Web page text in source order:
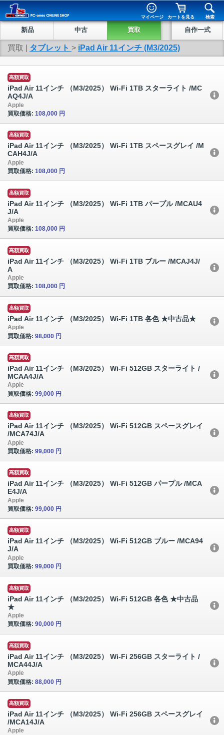
マイページ カートを見る 検索
新品 中古 買取 自作一式
買取 | タブレット > iPad Air 11インチ (M3/2025)
高額買取
iPad Air 11インチ （M3/2025） Wi-Fi 1TB スターライト /MC
AQ4J/A
Apple
買取価格: 108,000 円
高額買取
iPad Air 11インチ （M3/2025） Wi-Fi 1TB スペースグレイ /M
CAH4J/A
Apple
買取価格: 108,000 円
高額買取
iPad Air 11インチ （M3/2025） Wi-Fi 1TB パープル /MCAU4
J/A
Apple
買取価格: 108,000 円
高額買取
iPad Air 11インチ （M3/2025） Wi-Fi 1TB ブルー /MCAJ4J/
A
Apple
買取価格: 108,000 円
高額買取
iPad Air 11インチ （M3/2025） Wi-Fi 1TB 各色 ★中古品★
Apple
買取価格: 98,000 円
高額買取
iPad Air 11インチ （M3/2025） Wi-Fi 512GB スターライト /
MCAA4J/A
Apple
買取価格: 99,000 円
高額買取
iPad Air 11インチ （M3/2025） Wi-Fi 512GB スペースグレイ
/MCA74J/A
Apple
買取価格: 99,000 円
高額買取
iPad Air 11インチ （M3/2025） Wi-Fi 512GB パープル /MCA
E4J/A
Apple
買取価格: 99,000 円
高額買取
iPad Air 11インチ （M3/2025） Wi-Fi 512GB ブルー /MCA94
J/A
Apple
買取価格: 99,000 円
高額買取
iPad Air 11インチ （M3/2025） Wi-Fi 512GB 各色 ★中古品
★
Apple
買取価格: 90,000 円
高額買取
iPad Air 11インチ （M3/2025） Wi-Fi 256GB スターライト /
MCA44J/A
Apple
買取価格: 88,000 円
高額買取
iPad Air 11インチ （M3/2025） Wi-Fi 256GB スペースグレイ
/MCA14J/A
Apple